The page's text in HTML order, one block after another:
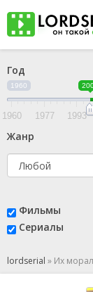
Год
1960
1960 1977 1993
Жанр
Фильмы
Сериалы
lordserial » Их